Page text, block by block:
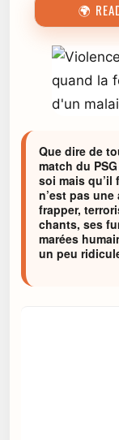
🌍
Que dire de
match du
soi mais
n’est pas
frapper,
chants, ses
marées
un peu